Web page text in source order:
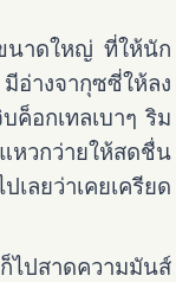
นาดใหญ่ ที่ให้นัก
อ่างจากุซซี่ให้ลง
ค็อกเทลเบาๆ ริม
หวกว่ายให้สดชื่น
ลยว่าเคยเครียด
ไปสาดความมันส์